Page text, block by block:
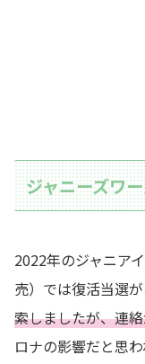
ジャニーズワ
2022年のジャニア
売）では復活当選
索しましたが、連
ロナの影響だと思わ